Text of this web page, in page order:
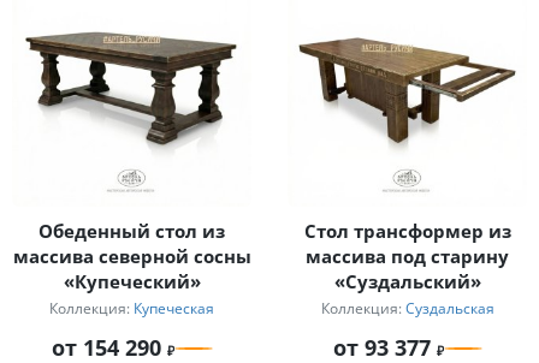
Обеденный стол из
массива северной сосны
«Купеческий»
Коллекция: Купеческая
от 154 290
Стол трансформер из
массива под старину
«Суздальский»
Коллекция: Суздальская
от 93 377